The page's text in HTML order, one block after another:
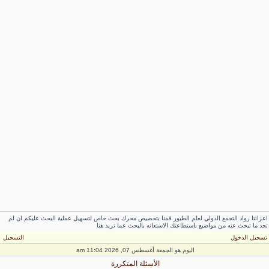
رواد التجمع الدولي لعلم الطيور قمنا بتخصيص محرك بحث خاص لتسهيل عملية البحث عليكم ان لم
ما تبحث عنه من مواضيع باستطاعتك الاستعانه بالبحث عما تريد هنا
الدخول
التسجيل
اليوم هو الجمعة أغسطس 07, 2026 11:04 am
الأسئلة المتكررة